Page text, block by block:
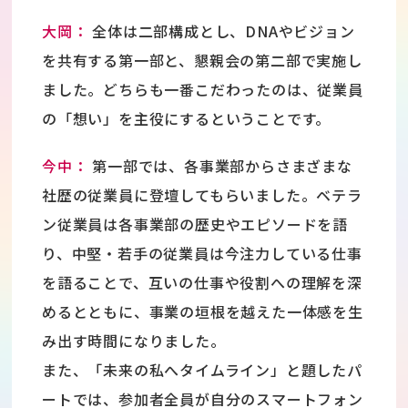
大岡： 全体は二部構成とし、DNAやビジョン
を共有する第一部と、懇親会の第二部で実施し
ました。どちらも一番こだわったのは、従業員
の「想い」を主役にするということです。
今中： 第一部では、各事業部からさまざまな
社歴の従業員に登壇してもらいました。ベテラ
ン従業員は各事業部の歴史やエピソードを語
り、中堅・若手の従業員は今注力している仕事
を語ることで、互いの仕事や役割への理解を深
めるとともに、事業の垣根を越えた一体感を生
み出す時間になりました。
また、「未来の私へタイムライン」と題したパ
ートでは、参加者全員が自分のスマートフォン